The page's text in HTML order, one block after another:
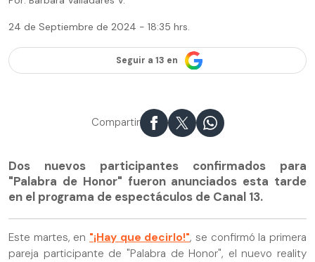
24 de Septiembre de 2024 - 18:35 hrs.
Seguir a 13 en
Compartir
Dos nuevos participantes confirmados para
"Palabra de Honor" fueron anunciados esta tarde
en el programa de espectáculos de Canal 13.
Este martes, en "¡Hay que decirlo!", se confirmó la primera
pareja participante de "Palabra de Honor", el nuevo reality